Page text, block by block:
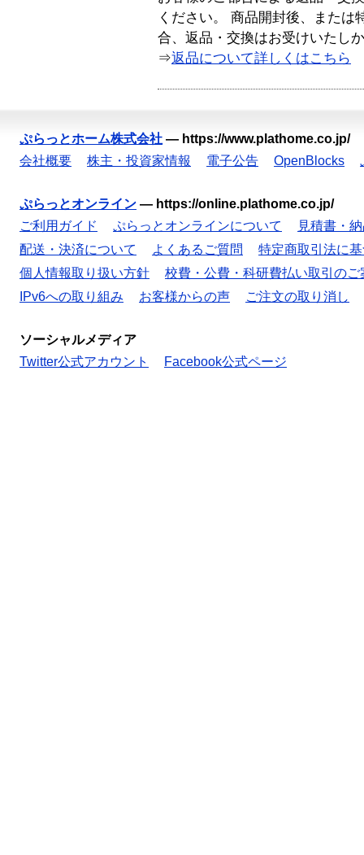
ください。 商品開封後、または
合、返品・交換はお受けいたし
⇒返品について詳しくはこちら
ぷらっとホーム株式会社 — https://www.plathome.co.jp/
会社概要
株主・投資家情報 電子公告 OpenBlocks
ぷらっとオンライン — https://online.plathome.co.jp/
ご利用ガイド
ぷらっとオンラインについて
見積書・
配送・決済について
よくあるご質問
特定商取引法に
個人情報取り扱い方針
校費・公費・科研費払い取引のご
IPv6への取り組み
お客様からの声 ご注文の取り消し
ソーシャルメディア
Twitter公式アカウント
Facebook公式ページ